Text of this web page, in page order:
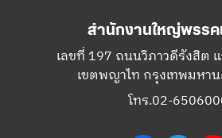
สำนักงานใหญ่พรรค
เลขที่ 197 ถนนวิภาวดีรังสิต
เขตพญาไท กรุงเทพมหา
โทร.02-